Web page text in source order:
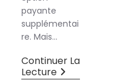
payante
supplémentai
re. Mais…
Continuer La
Lecture